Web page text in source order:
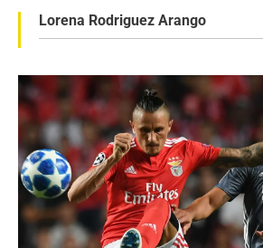
Lorena Rodriguez Arango